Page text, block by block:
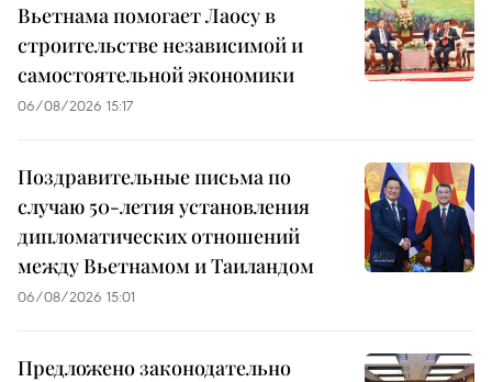
Вьетнама помогает Лаосу в
строительстве независимой и
самостоятельной экономики
06/08/2026 15:17
Поздравительные письма по
случаю 50-летия установления
дипломатических отношений
между Вьетнамом и Таиландом
06/08/2026 15:01
Предложено законодательно